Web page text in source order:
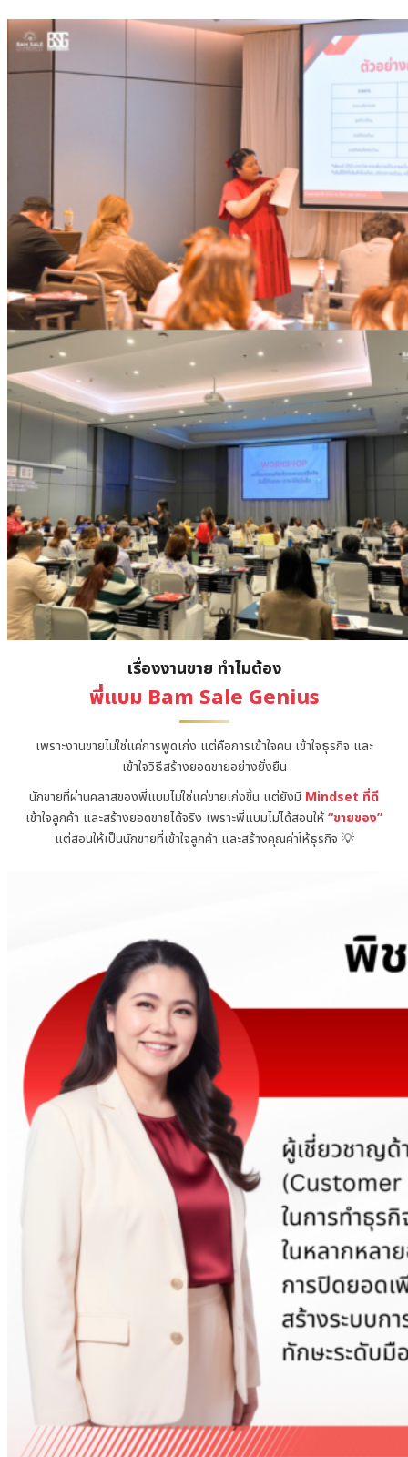
เรื่องงานขาย ทำไมต้อง
พี่แบม Bam Sale Genius
เพราะงานขายไม่ใช่แค่การพูดเก่ง แต่คือการเข้าใจคน เข้าใจธุรกิจ และ
เข้าใจวิธีสร้างยอดขายอย่างยั่งยืน
นักขายที่ผ่านคลาสของพี่แบมไม่ใช่แค่ขายเก่งขึ้น แต่ยังมี Mindset ที่ดี
เข้าใจลูกค้า และสร้างยอดขายได้จริง เพราะพี่แบมไม่ได้สอนให้“ขายของ”
แต่สอนให้เป็นนักขายที่เข้าใจลูกค้า และสร้างคุณค่าให้ธุรกิจ 💡